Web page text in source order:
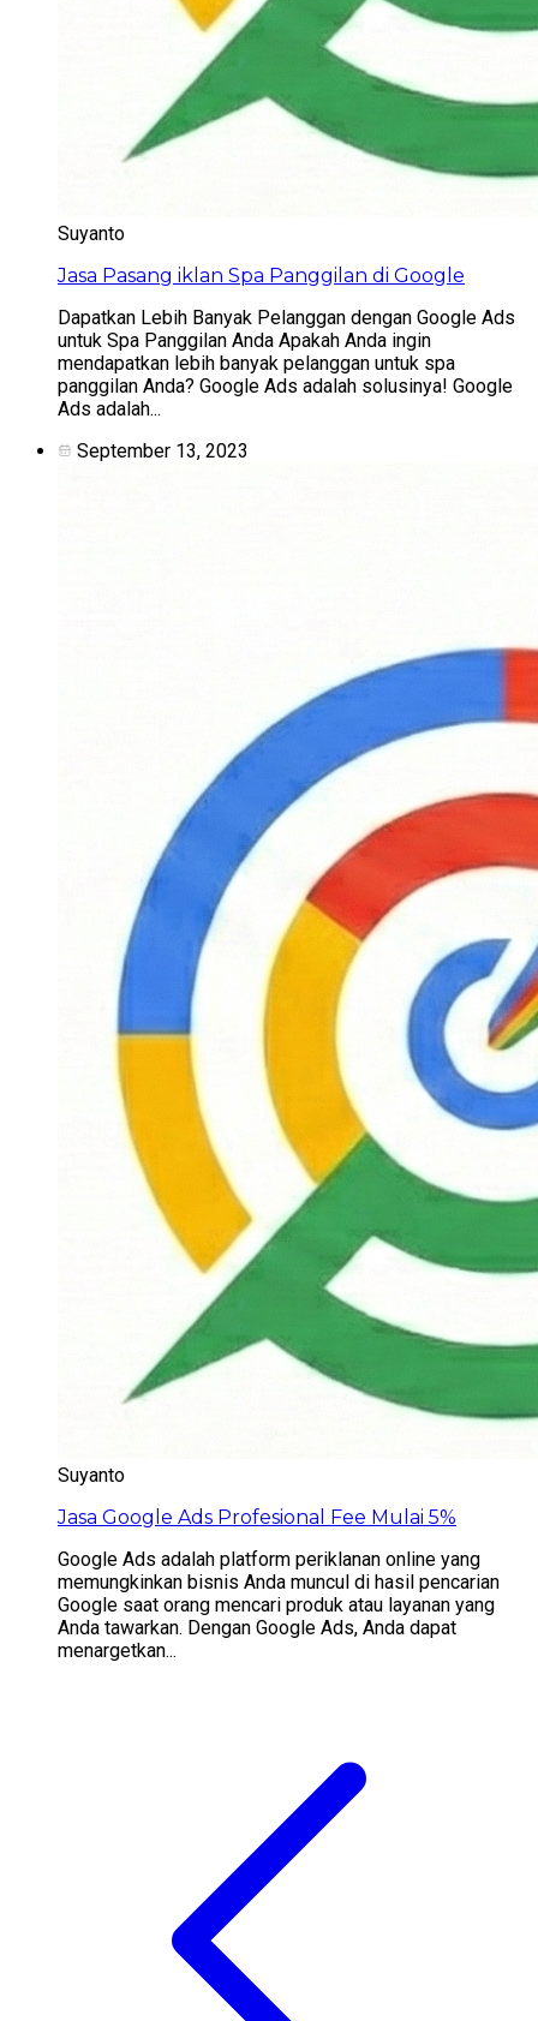
Suyanto
Jasa Pasang iklan Spa Panggilan di Google
Dapatkan Lebih Banyak Pelanggan dengan Google Ads
untuk Spa Panggilan Anda Apakah Anda ingin
mendapatkan lebih banyak pelanggan untuk spa
panggilan Anda? Google Ads adalah solusinya! Google
Ads adalah...
September 13, 2023
Suyanto
Jasa Google Ads Profesional Fee Mulai 5%
Google Ads adalah platform periklanan online yang
memungkinkan bisnis Anda muncul di hasil pencarian
Google saat orang mencari produk atau layanan yang
Anda tawarkan. Dengan Google Ads, Anda dapat
menargetkan...